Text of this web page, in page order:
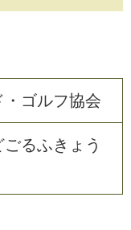
ゴルフ協会
るふきょう